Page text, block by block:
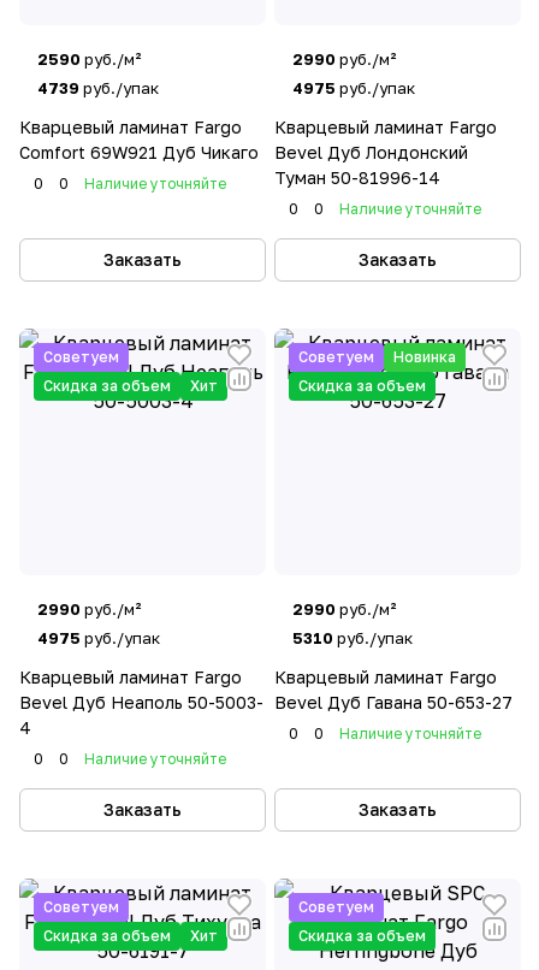
2590 руб./м²
4739 руб./упак
Кварцевый ламинат Fargo
Comfort 69W921 Дуб Чикаго
0 0 Наличие уточняйте
Заказать
2990 руб./м²
4975 руб./упак
Кварцевый ламинат Fargo
Bevel Дуб Лондонский
Туман 50-81996-14
0 0 Наличие уточняйте
Заказать
Советуем
Скидка за объем
Хит
2990 руб./м²
4975 руб./упак
Кварцевый ламинат Fargo
Bevel Дуб Неаполь 50-5003-
4
0 0 Наличие уточняйте
Заказать
Советуем
Новинка
Скидка за объем
2990 руб./м²
5310 руб./упак
Кварцевый ламинат Fargo
Bevel Дуб Гавана 50-653-27
0 0 Наличие уточняйте
Заказать
Советуем
Скидка за объем
Хит
Советуем
Скидка за объем